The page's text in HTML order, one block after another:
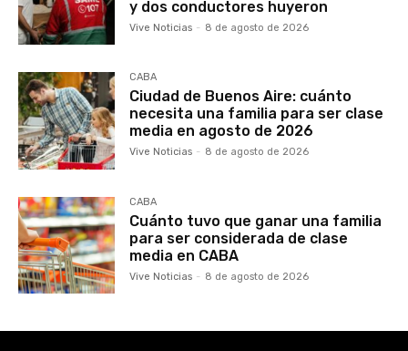
y dos conductores huyeron
Vive Noticias - 8 de agosto de 2026
CABA
Ciudad de Buenos Aire: cuánto
necesita una familia para ser clase
media en agosto de 2026
Vive Noticias - 8 de agosto de 2026
CABA
Cuánto tuvo que ganar una familia
para ser considerada de clase
media en CABA
Vive Noticias - 8 de agosto de 2026